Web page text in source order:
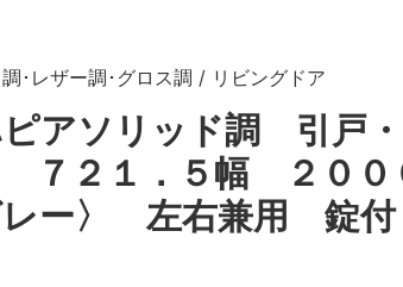
･レザー調･グロス調 / リビングドア
アソリッド調 引戸
７２１．５幅 ２０
レー〉 左右兼用 錠